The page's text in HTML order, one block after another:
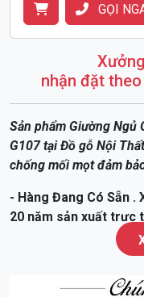
GỌI
nhận đặt
Sản phẩm Giường Ngủ
G107tại Đồ gỗ Nội
chống mối mọt đảm
- Hàng Đang Có Sẵn .
20 năm sản xuất trực
Hàng Kĩ - Giá Xuất